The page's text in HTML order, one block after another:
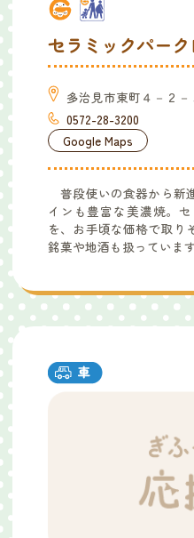
セラミックパーク
多治見市東町４－２－
0572-28-3200
Google Maps
普段使いの食器から新
インも豊富な美濃焼。
を、お手頃な価格で取り
銘菓や地酒も扱っていま